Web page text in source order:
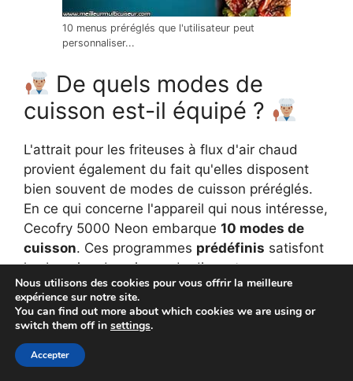
10 menus préréglés que l'utilisateur peut
personnaliser...
De quels modes de
cuisson est-il équipé ?
L'attrait pour les friteuses à flux d'air chaud
provient également du fait qu'elles disposent
bien souvent de modes de cuisson préréglés.
En ce qui concerne l'appareil qui nous intéresse,
Cecofry 5000 Neon embarque 10 modes de
cuisson. Ces programmes prédéfinis satisfont
les besoins de cuisson de divers types
d'aliments. Pour autant, il est bon de garder à
l'esprit que ces fonctions de cuisson
préenregistrées peuvent être modifiées selon
les besoins de l'utilisateur. En outre, on note la
présence d'un menu DYI, c'est-à-dire un
Nous utilisons des cookies pour vous offrir la meilleure
expérience sur notre site.
You can find out more about which cookies we are using or
switch them off in settings.
Accepter